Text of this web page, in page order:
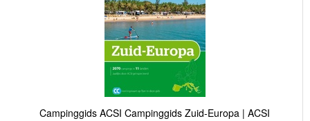
Campinggids ACSI Campinggids Zuid-Europa | ACSI